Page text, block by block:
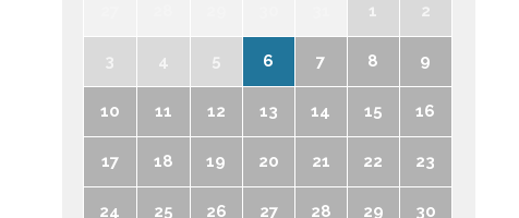
1 2
3 4 5 6 7 8 9
10 11 12 13 14 15 16
17 18 19 20 21 22 23
24 25 26 27 28 29 30